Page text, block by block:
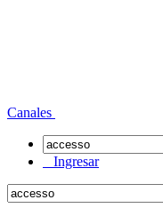
Canales
Ingresar